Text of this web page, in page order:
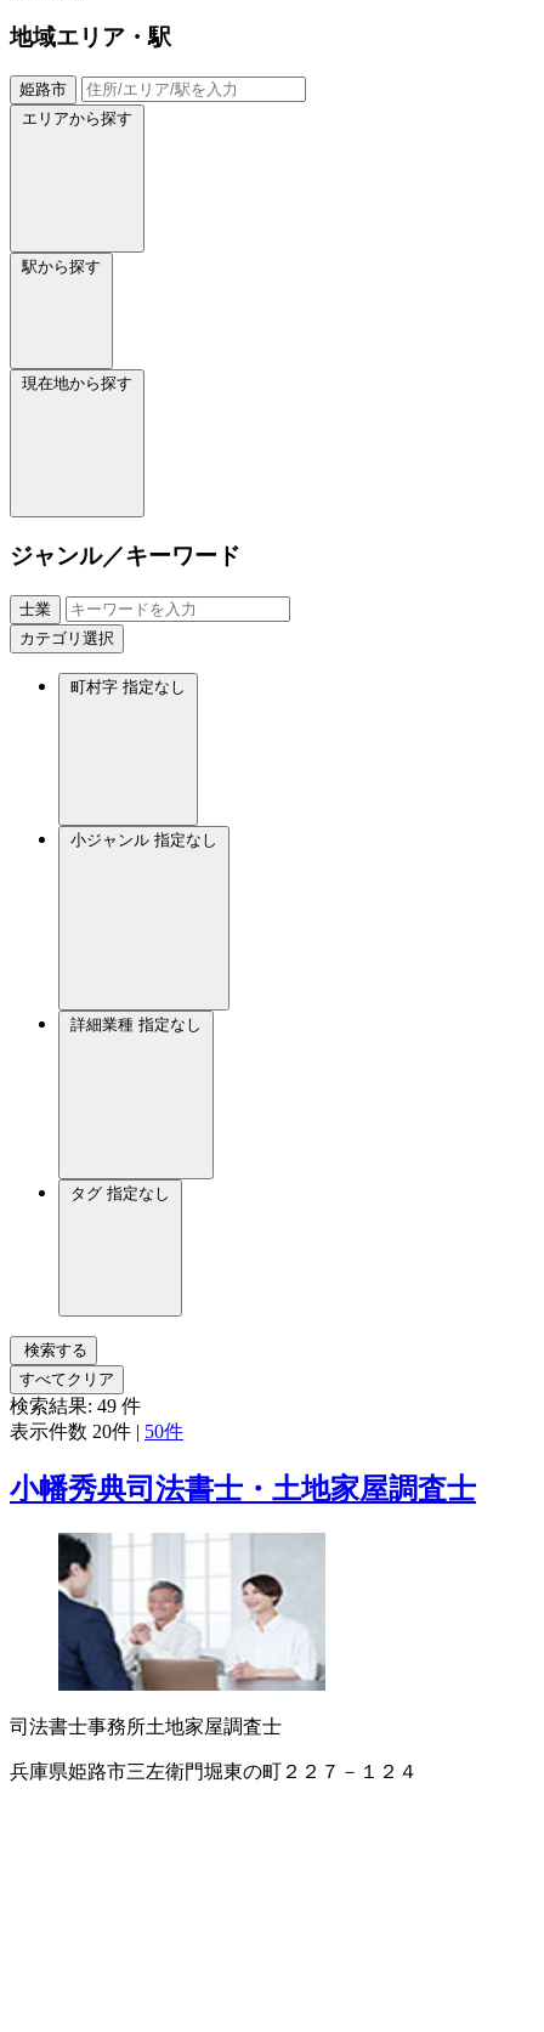
地域エリア・駅
姫路市
エリアから探す
駅から探す
現在地から探す
ジャンル／キーワード
士業
カテゴリ選択
町村字 指定なし
小ジャンル 指定なし
詳細業種 指定なし
タグ 指定なし
検索する
すべてクリア
検索結果: 49 件
表示件数 20件 | 50件
小幡秀典司法書士・土地家屋調査士
司法書士事務所土地家屋調査士
兵庫県姫路市三左衛門堀東の町２２７－１２４